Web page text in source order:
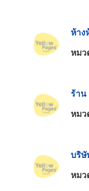
ห้าง
หมว
ร้าน
หมว
บริษั
หมว